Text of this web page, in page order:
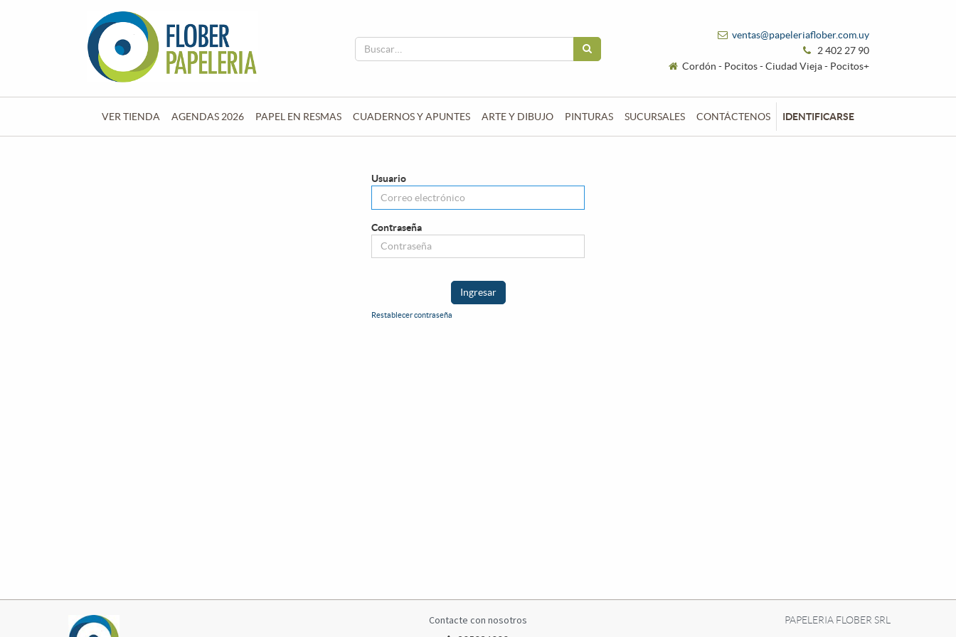
ventas@papeleriaflober.com.uy
2 402 27 90
Cordón - Pocitos - Ciudad Vieja - Pocitos+
VER TIENDA AGENDAS 2026 PAPEL EN RESMAS CUADERNOS Y APUNTES ARTE Y DIBUJO PINTURAS SUCURSALES CONTÁCTENOS IDENTIFICARSE
Usuario
Contraseña
Ingresar
Restablecer contraseña
Contacte con nosotros
PAPELERIA FLOBER SRL